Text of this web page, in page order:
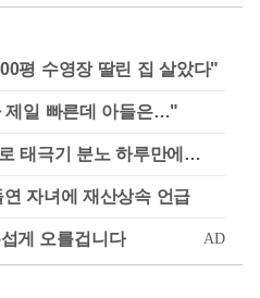
평 수영장 딸린 집 살았다"
제일 빠른데 아들은…"
태극기 분노 하루만에…
자녀에 재산상속 언급